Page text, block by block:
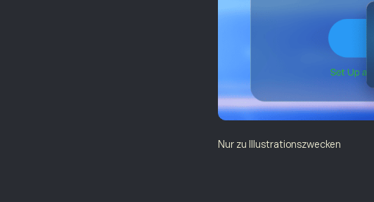
Nur zu Illustrationszwecken